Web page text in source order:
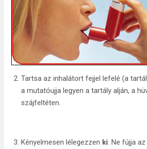
Tartsa az inhalátort fejjel lefelé (a
a mutatóujja legyen a tartály alján, a
szájfeltéten.
Kényelmesen lélegezzen ki. Ne fújja